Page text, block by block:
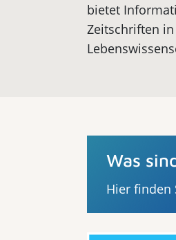
bietet
Zeitschriften
Was
Hier finden